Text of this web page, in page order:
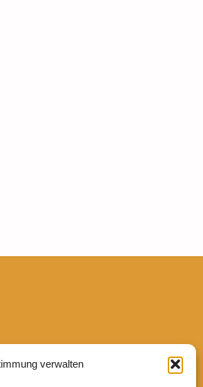
verwalten